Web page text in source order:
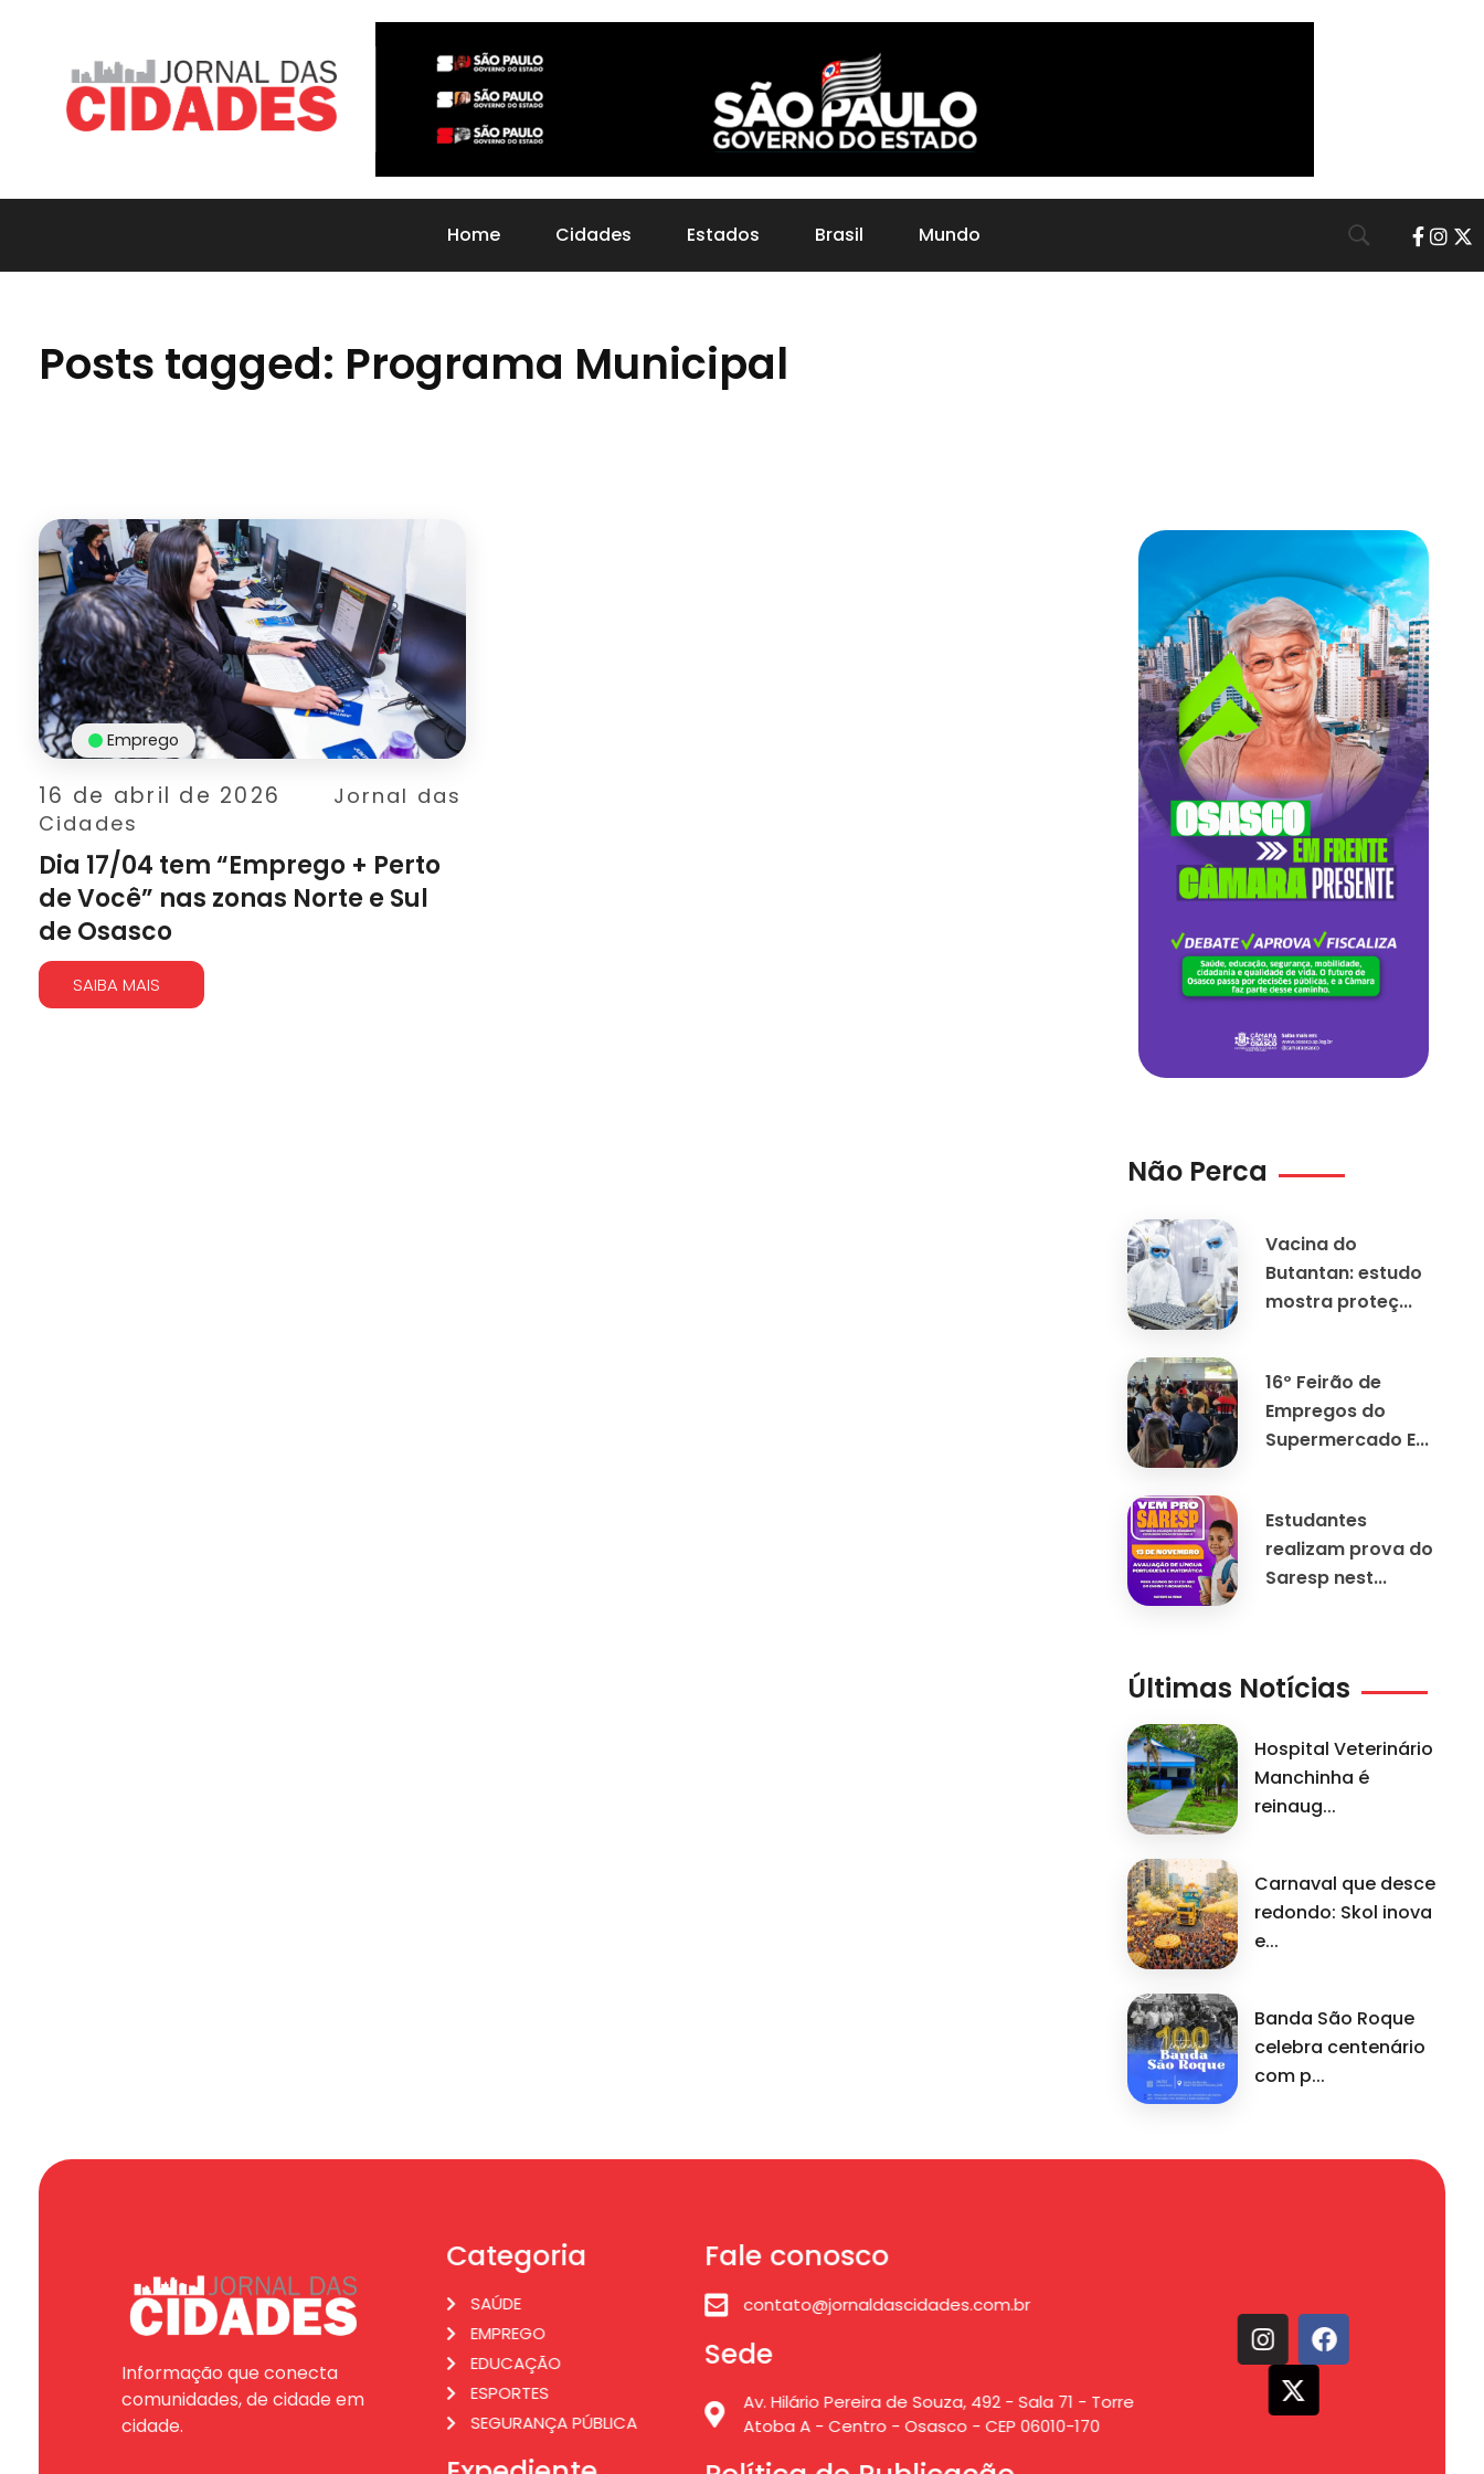
Home Cidades Estados Brasil Mundo
Posts tagged: Programa Municipal
16 de abril de 2026
Jornal das
Cidades
Emprego
Dia 17/04 tem “Emprego + Perto
de Você” nas zonas Norte e Sul
de Osasco
SAIBA MAIS
Não Perca
Vacina do
Butantan: estudo
mostra proteç...
16º Feirão de
Empregos do
Supermercado E...
Estudantes
realizam prova do
Saresp nest...
Últimas Notícias
Hospital Veterinário
Manchinha é
reinaug...
Carnaval que desce
redondo: Skol inova
e...
Banda São Roque
celebra centenário
com p...
Informação que conecta
comunidades, de cidade em
cidade.
Categoria
SAÚDE
EMPREGO
EDUCAÇÃO
ESPORTES
SEGURANÇA PÚBLICA
Fale conosco
contato@jornaldascidades.com.br
Sede
Av. Hilário Pereira de Souza, 492 - Sala 71 - Torre
Atoba A - Centro - Osasco - CEP 06010-170